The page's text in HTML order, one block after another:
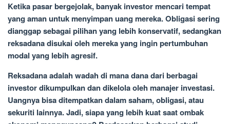
Ketika pasar bergejolak, banyak investor mencari tempat
yang aman untuk menyimpan uang mereka. Obligasi sering
dianggap sebagai pilihan yang lebih konservatif, sedangkan
reksadana disukai oleh mereka yang ingin pertumbuhan
modal yang lebih agresif.
Reksadana adalah wadah di mana dana dari berbagai
investor dikumpulkan dan dikelola oleh manajer investasi.
Uangnya bisa ditempatkan dalam saham, obligasi, atau
sekuriti lainnya. Jadi, siapa yang lebih kuat saat ombak